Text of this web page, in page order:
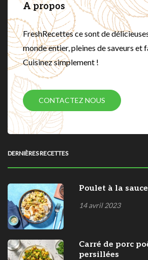
A propos
FreshRecettes ce sont de
monde entier, pleines de saveurs et
Cuisinez simplement !
CONTACTEZ NOUS
DERNIÈRES RECETTES
Poulet à la
14 avril 2023
Carré de porc
persillées